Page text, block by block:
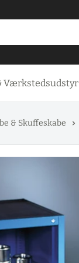
Værkstedsudstyr
& Skuffeskabe